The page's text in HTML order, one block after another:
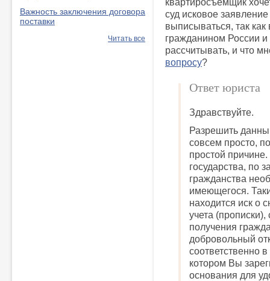
суд исковое
выписываться, так
гражданином России
рассчитывать, и что
вопросу?
Ответ юриста
Здравствуйте.
Разрешить
совсем просто,
простой
государства, по
гражданства
имеющегося.
находится иск о
учета
получения
добровольный
соответственно
котором Вы
основания для
Важность заключения договора
поставки
Читать все